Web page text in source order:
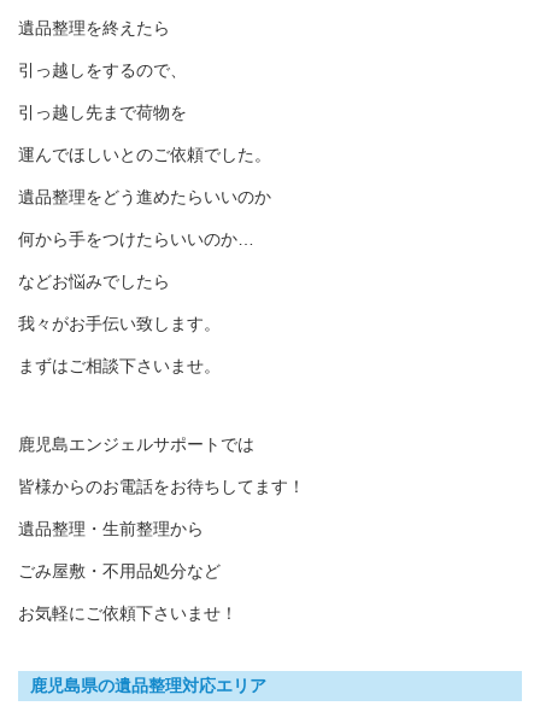
遺品整理を終えたら
引っ越しをするので、
引っ越し先まで荷物を
運んでほしいとのご依頼でした。
遺品整理をどう進めたらいいのか
何から手をつけたらいいのか…
などお悩みでしたら
我々がお手伝い致します。
まずはご相談下さいませ。
鹿児島エンジェルサポートでは
皆様からのお電話をお待ちしてます！
遺品整理・生前整理から
ごみ屋敷・不用品処分など
お気軽にご依頼下さいませ！
鹿児島県の遺品整理対応エリア